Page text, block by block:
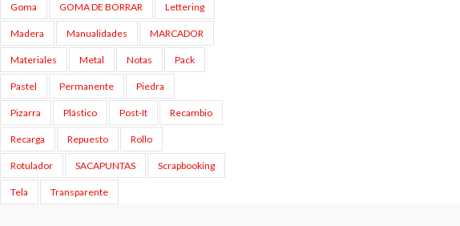
Goma GOMA DE BORRAR Lettering
Madera Manualidades MARCADOR
Materiales Metal Notas Pack
Pastel Permanente Piedra
Pizarra Plástico Post-It Recambio
Recarga Repuesto Rollo
Rotulador SACAPUNTAS Scrapbooking
Tela Transparente